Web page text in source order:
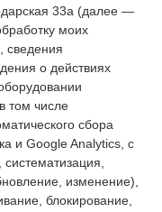
33а (далее —
моих
сведения
о действиях
том числе
сбора
и Google Analytics, с
изменение),
блокирование,